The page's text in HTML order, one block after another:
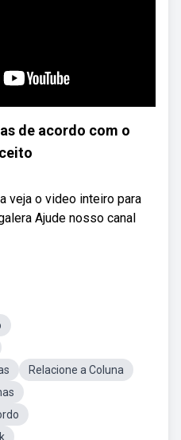
de acordo com o
veja o video inteiro para
Ajude nosso canal
Relacione a Coluna